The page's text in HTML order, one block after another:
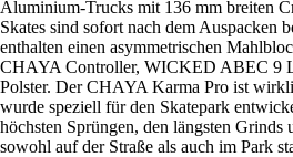
Aluminium-Trucks mit 136 mm breiten
Skates sind sofort nach dem Auspacken
enthalten einen asymmetrischen
CHAYA Controller, WICKED ABEC 9
Polster. Der CHAYA Karma Pro ist
wurde speziell für den Skatepark
höchsten Sprüngen, den längsten Grinds
sowohl auf der Straße als auch im Park